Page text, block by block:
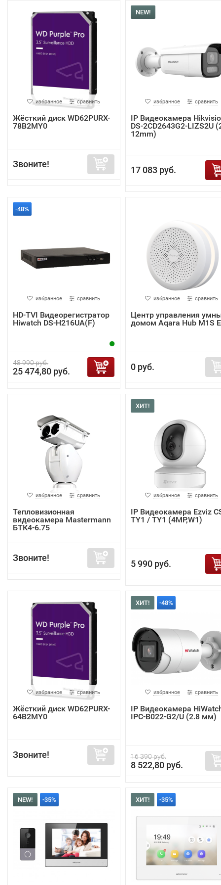
избранное сравнить
Жёсткий диск WD62PURX-
78B2MY0
Звоните!
NEW!
избранное сравнить
IP Видеокамера
DS-2CD2643G2-LIZS2U
12mm)
17 083 руб.
-48%
избранное сравнить
HD-TVI Видеорегистратор
Hiwatch DS-H216UA(F)
48 990 руб.
25 474,80 руб.
избранное сравнить
Центр управления
домом Aqara Hub M1S
0 руб.
избранное сравнить
Тепловизионная
видеокамера Mastermann
БТК4-6.75
Звоните!
ХИТ!
избранное сравнить
IP Видеокамера Ezviz
TY1 / TY1 (4MP,W1)
5 990 руб.
избранное сравнить
Жёсткий диск WD62PURX-
64B2MY0
Звоните!
ХИТ! -48%
избранное сравнить
IP Видеокамера
IPC-B022-G2/U (2.8 мм)
16 390 руб.
8 522,80 руб.
NEW! -35% ХИТ! -35%